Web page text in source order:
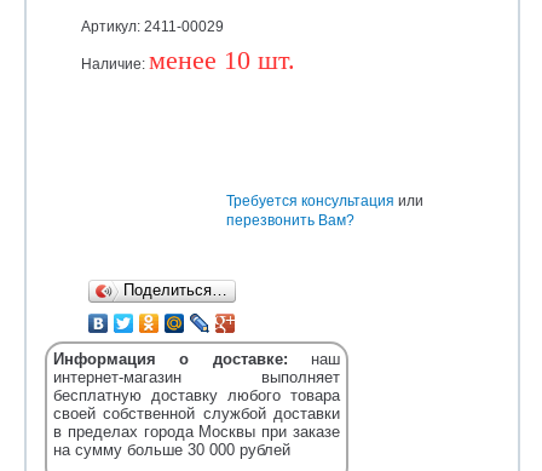
Артикул: 2411-00029
Наличие: менее 10 шт.
Поделиться…
Требуется консультация или
перезвонить Вам?
Информация о доставке: наш
интернет-магазин выполняет
бесплатную доставку любого товара
своей собственной службой доставки
в пределах города Москвы при заказе
на сумму больше 30 000 рублей